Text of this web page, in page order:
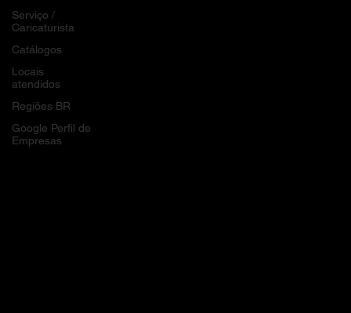
Serviço /
Caricaturista
Catálogos
Locais
atendidos
Regiões BR
Google Perfil de
Empresas